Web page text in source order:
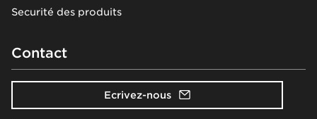
Securité des produits
Contact
Ecrivez-nous